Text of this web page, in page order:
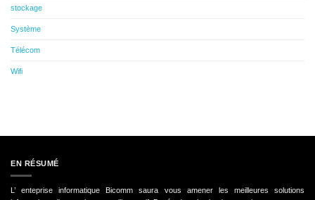
stockage
Système
Télécom
Wifi
EN RÉSUMÉ
L’ enteprise informatique Bicomm saura vous amener les meilleures solutions